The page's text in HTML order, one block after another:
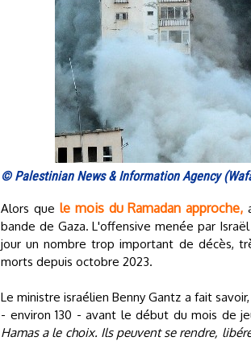
© Palestinian News & Information Agency
Alors que le mois du Ramadan approche,
bande de Gaza. L'offensive menée par
jour un nombre trop important de décès,
morts depuis octobre 2023.
Le ministre israélien Benny Gantz a fait
- environ 130 - avant le début du mois de
Hamas a le choix. Ils peuvent se rendre,